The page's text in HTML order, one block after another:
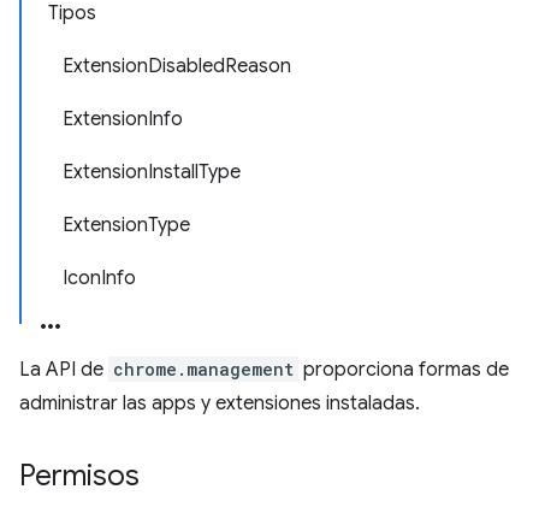
Tipos
ExtensionDisabledReason
ExtensionInfo
ExtensionInstallType
ExtensionType
IconInfo
La API de chrome.management proporciona formas de
administrar las apps y extensiones instaladas.
Permisos